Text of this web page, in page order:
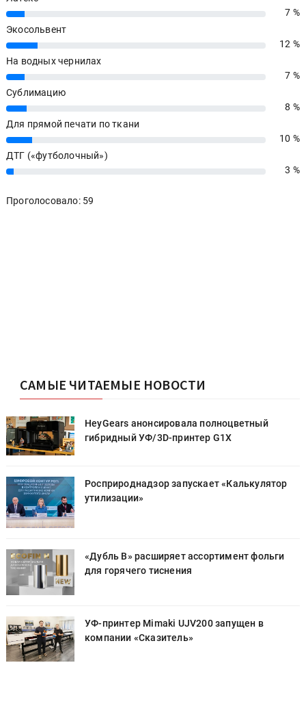
7%
7 %
Экосольвент
12%
12 %
На водных чернилах
7%
7 %
Сублимацию
8%
8 %
Для прямой печати по ткани
10%
10 %
ДТГ («футболочный»)
3% 3 %
Проголосовало: 59
САМЫЕ ЧИТАЕМЫЕ НОВОСТИ
HeyGears анонсировала полноцветный
гибридный УФ/3D-принтер G1X
Росприроднадзор запускает «Калькулятор
утилизации»
«Дубль В» расширяет ассортимент фольги
для горячего тиснения
УФ-принтер Mimaki UJV200 запущен в
компании «Сказитель»